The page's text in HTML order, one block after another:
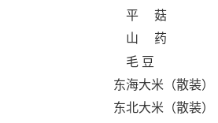
平 菇
山 药
毛 豆
东海大米（散装）
东北大米（散装）